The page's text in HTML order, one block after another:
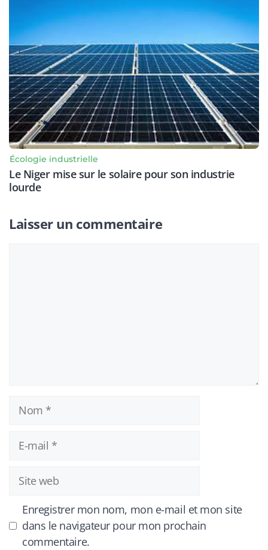
Écologie industrielle
Le Niger mise sur le solaire pour son industrie
lourde
Laisser un commentaire
Nom
mail
Site
web
Enregistrer mon nom, mon e-mail et mon site
dans le navigateur pour mon prochain
commentaire.